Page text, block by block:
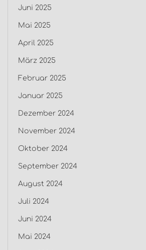
Juni 2025
Mai 2025
April 2025
März 2025
Februar 2025
Januar 2025
Dezember 2024
November 2024
Oktober 2024
September 2024
August 2024
Juli 2024
Juni 2024
Mai 2024